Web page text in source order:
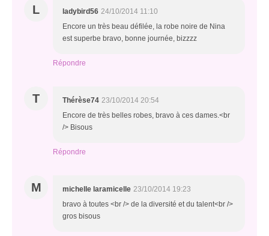
L ladybird56 24/10/2014 11:10
Encore un très beau défilée, la robe noire de Nina
est superbe bravo, bonne journée, bizzzz
Répondre
T Thérèse74 23/10/2014 20:54
Encore de très belles robes, bravo à ces dames.<br
/> Bisous
Répondre
M michelle laramicelle 23/10/2014 19:23
bravo à toutes <br /> de la diversité et du talent<br />
gros bisous